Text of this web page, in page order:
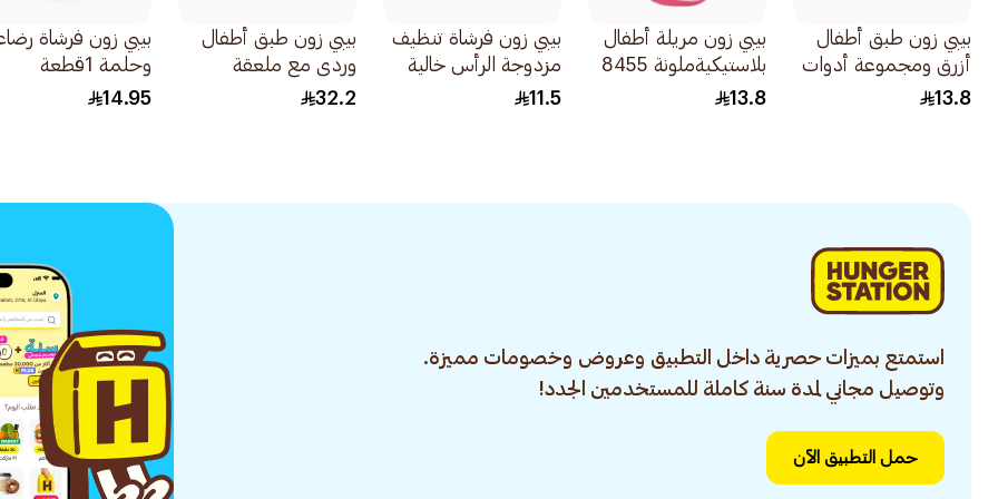
بيبي زون طبق أطفال
أزرق ومجموعة أدوات
تناول الطعام 3قطعة
13.8
بيبي زون مريلة أطفال
بلاستيكيةملونة 8455
1قطعة
13.8
بيبي زون فرشاة تنظيف
مزدوجة الرأس خالية
من بي اف ايه 1قطعة
11.5
بيبي زون طبق أطفال
وردي مع ملعقة
2قطعة
32.2
بيبي زون فرشاة
وحلمة 1قطعة
14.95
استمتع بميزات حصرية داخل التطبيق وعروض وخصومات مميزة.
وتوصيل مجاني لمدة سنة كاملة للمستخدمين الجدد!
حمل التطبيق الآن